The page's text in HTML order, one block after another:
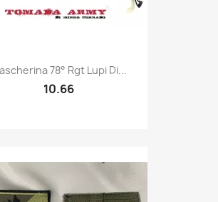
Quick view
78° Rgt Lupi Di...
10.66